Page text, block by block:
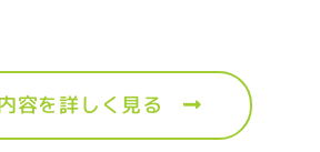
容を詳しく見る